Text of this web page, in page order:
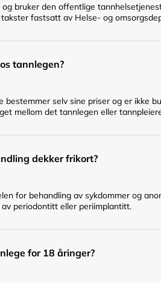
bruker den offentlige
fastsatt av Helse- og
tannlegen?
bestemmer selv sine priser og er ikke
mellom det tannlegen eller
dekker frikort?
for behandling av sykdommer og
periodontitt eller periimplantitt.
for 18 åringer?